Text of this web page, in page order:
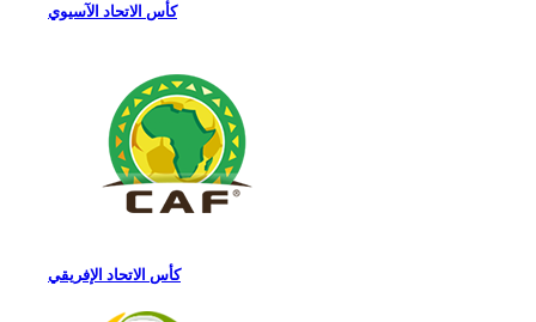
كأس الاتحاد الآسيوي
كأس الاتحاد الإفريقي